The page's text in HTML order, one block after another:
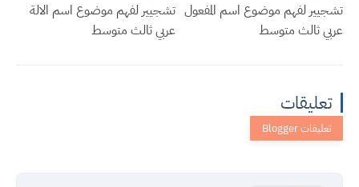
تشجيير لفهم موضوع اسم المفعول
عربي ثالث متوسط
تشجيير لفهم موضوع اسم الالة
عربي ثالث متوسط
تعليقات